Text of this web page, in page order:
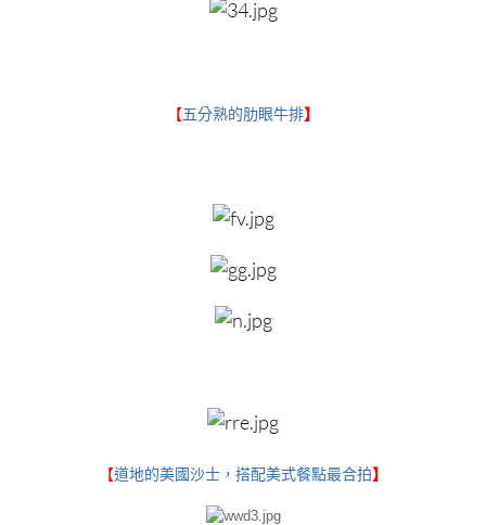
【五分熟的肋眼牛排】
【道地的美國沙士，搭配美式餐點最合拍】